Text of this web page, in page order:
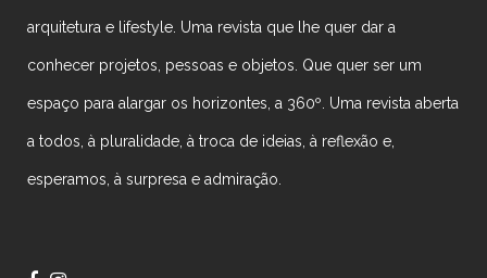
arquitetura e lifestyle. Uma revista que lhe quer dar a
conhecer projetos, pessoas e objetos. Que quer ser um
espaço para alargar os horizontes, a 360º. Uma revista aberta
a todos, à pluralidade, à troca de ideias, à reflexão e,
esperamos, à surpresa e admiração.